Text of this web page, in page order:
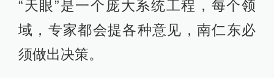
“天眼”是一个庞大系统工程，每个领
域，专家都会提各种意见，南仁东必
须做出决策。